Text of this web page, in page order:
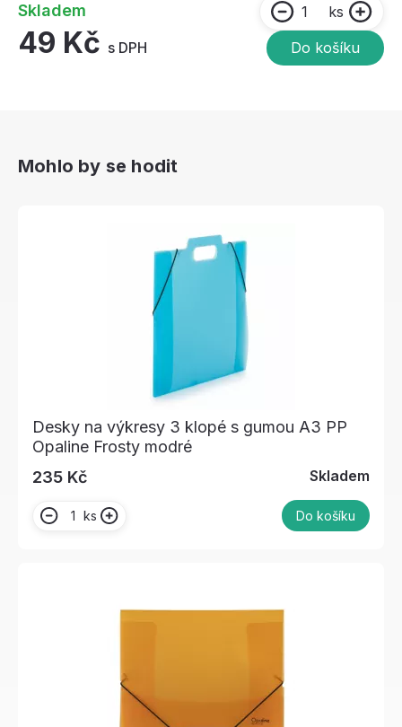
Skladem
49 Kč s DPH
ks
Do košíku
Mohlo by se hodit
Desky na výkresy 3 klopé s gumou A3 PP
Opaline Frosty modré
235 Kč
Skladem
ks Do košíku